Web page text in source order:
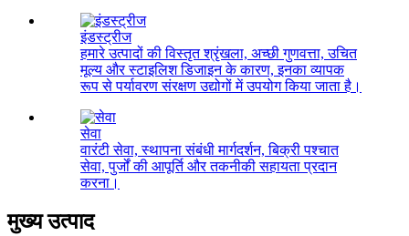
इंडस्ट्रीज
हमारे उत्पादों की विस्तृत श्रृंखला, अच्छी गुणवत्ता, उचित
मूल्य और स्टाइलिश डिजाइन के कारण, इनका व्यापक
रूप से पर्यावरण संरक्षण उद्योगों में उपयोग किया जाता है।
सेवा
वारंटी सेवा, स्थापना संबंधी मार्गदर्शन, बिक्री पश्चात
सेवा, पुर्जों की आपूर्ति और तकनीकी सहायता प्रदान
करना।
मुख्य उत्पाद